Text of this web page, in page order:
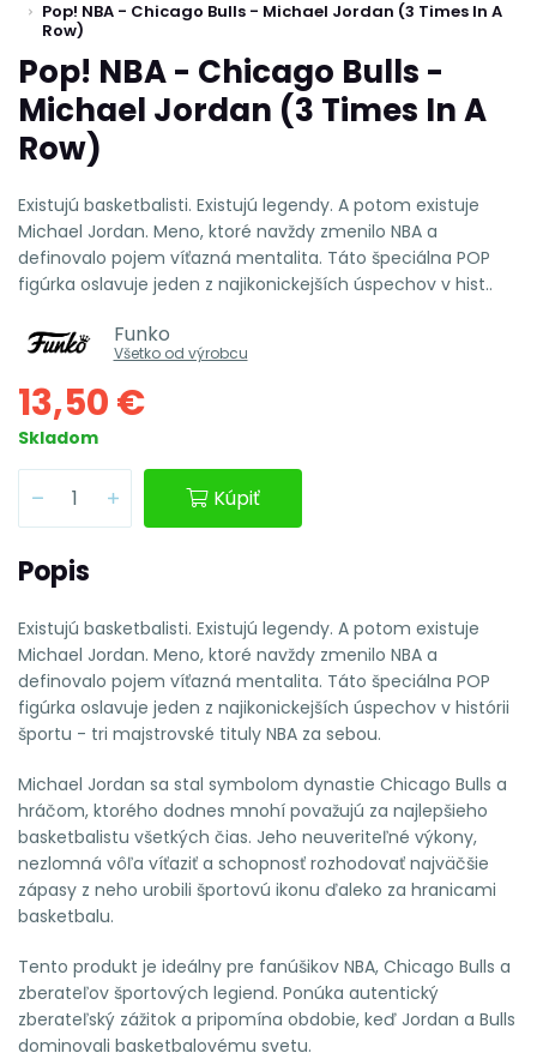
Pop! NBA - Chicago Bulls - Michael Jordan (3 Times In A
Row)
Pop! NBA - Chicago Bulls -
Michael Jordan (3 Times In A
Row)
Existujú basketbalisti. Existujú legendy. A potom existuje
Michael Jordan. Meno, ktoré navždy zmenilo NBA a
definovalo pojem víťazná mentalita. Táto špeciálna POP
figúrka oslavuje jeden z najikonickejších úspechov v hist..
Funko
Všetko od výrobcu
13,50 €
Skladom
Kúpiť
Popis
Existujú basketbalisti. Existujú legendy. A potom existuje
Michael Jordan. Meno, ktoré navždy zmenilo NBA a
definovalo pojem víťazná mentalita. Táto špeciálna POP
figúrka oslavuje jeden z najikonickejších úspechov v histórii
športu - tri majstrovské tituly NBA za sebou.
Michael Jordan sa stal symbolom dynastie Chicago Bulls a
hráčom, ktorého dodnes mnohí považujú za najlepšieho
basketbalistu všetkých čias. Jeho neuveriteľné výkony,
nezlomná vôľa víťaziť a schopnosť rozhodovať najväčšie
zápasy z neho urobili športovú ikonu ďaleko za hranicami
basketbalu.
Tento produkt je ideálny pre fanúšikov NBA, Chicago Bulls a
zberateľov športových legiend. Ponúka autentický
zberateľský zážitok a pripomína obdobie, keď Jordan a Bulls
dominovali basketbalovému svetu.